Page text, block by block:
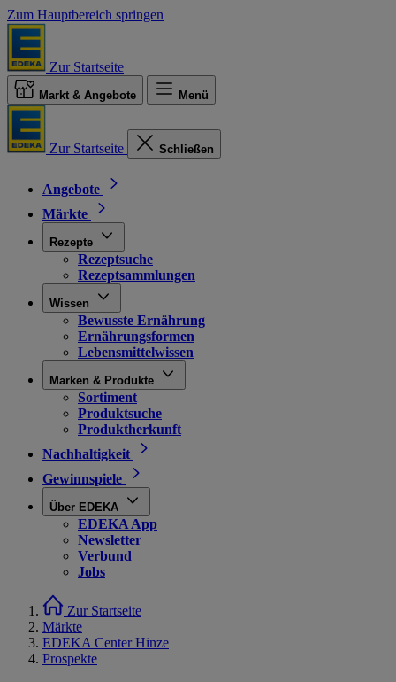
Zum Hauptbereich springen
Zur Startseite
Markt & Angebote Menü
Zur Startseite Schließen
Angebote
Märkte
Rezepte
Rezeptsuche
Rezeptsammlungen
Wissen
Bewusste Ernährung
Ernährungsformen
Lebensmittelwissen
Marken & Produkte
Sortiment
Produktsuche
Produktherkunft
Nachhaltigkeit
Gewinnspiele
Über EDEKA
EDEKA App
Newsletter
Verbund
Jobs
Zur Startseite
Märkte
EDEKA Center Hinze
Prospekte